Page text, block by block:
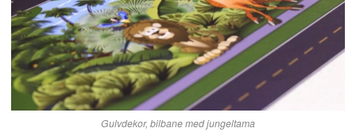
Gulvdekor, bilbane med jungeltama